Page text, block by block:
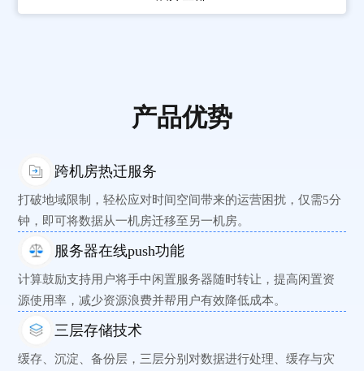
产品优势
跨机房热迁服务
打破地域限制，轻松应对时间空间带来的运营困扰，仅需5分
钟，即可将数据从一机房迁移至另一机房。
服务器在线push功能
计算鼓励支持用户将手中闲置服务器随时转让，提高闲置资
源使用率，减少资源浪费并帮用户有效降低成本。
三层存储技术
缓存、沉淀、备份层，三层分别对数据进行处理、缓存与灾